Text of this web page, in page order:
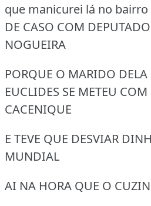
que manicurei lá no
DE CASO COM
NOGUEIRA
PORQUE O MARIDO DELA
EUCLIDES SE METEU
CACENIQUE
E TEVE QUE DESVIAR
MUNDIAL
AI NA HORA QUE O